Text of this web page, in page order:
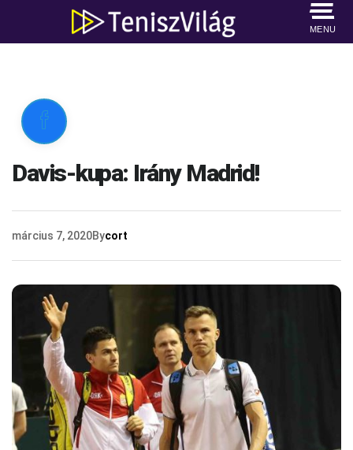
MENU

Davis-kupa: Irány Madrid!
március 7, 2020Bycort